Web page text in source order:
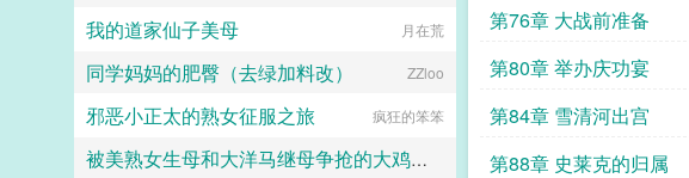
第76章 大战前准备
第80章 举办庆功宴
第84章 雪清河出宫
第88章 史莱克的归属
佚名
我的道家仙子美母 月在荒
同学妈妈的肥臀（去绿加料改） ZZloo
邪恶小正太的熟女征服之旅 疯狂的笨笨
被美熟女生母和大洋马继母争抢的大鸡巴正太